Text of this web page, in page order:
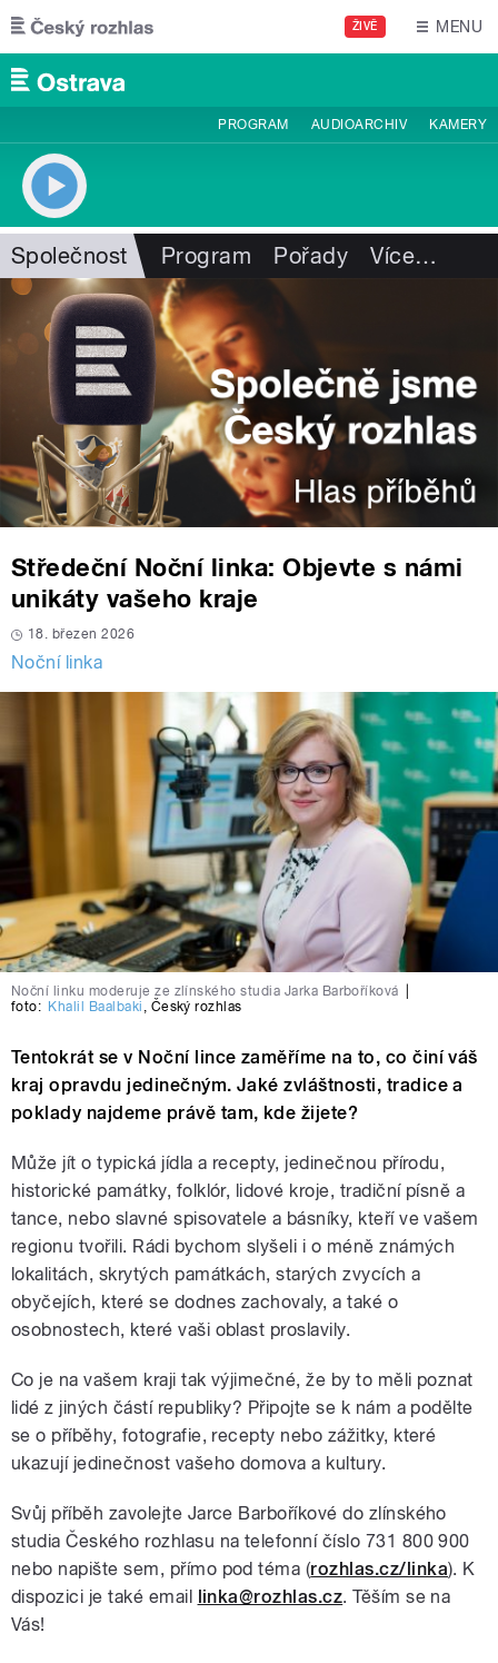
Přejít k hlavnímu obsahu
ŽIVĚ MENU
PROGRAM AUDIOARCHIV KAMERY
Společnost Program Pořady Více…
Středeční Noční linka: Objevte s námi
unikáty vašeho kraje
18. březen 2026
Noční linka
Noční linku moderuje ze zlínského studia Jarka Barboříková
foto: Khalil Baalbaki , Český rozhlas
Tentokrát se v Noční lince zaměříme na to, co činí váš
kraj opravdu jedinečným. Jaké zvláštnosti, tradice a
poklady najdeme právě tam, kde žijete?
Může jít o typická jídla a recepty, jedinečnou přírodu,
historické památky, folklór, lidové kroje, tradiční písně a
tance, nebo slavné spisovatele a básníky, kteří ve vašem
regionu tvořili. Rádi bychom slyšeli i o méně známých
lokalitách, skrytých památkách, starých zvycích a
obyčejích, které se dodnes zachovaly, a také o
osobnostech, které vaši oblast proslavily.
Co je na vašem kraji tak výjimečné, že by to měli poznat
lidé z jiných částí republiky? Připojte se k nám a podělte
se o příběhy, fotografie, recepty nebo zážitky, které
ukazují jedinečnost vašeho domova a kultury.
Svůj příběh zavolejte Jarce Barboříkové do zlínského
studia Českého rozhlasu na telefonní číslo 731 800 900
nebo napište sem, přímo pod téma (rozhlas.cz/linka). K
dispozici je také email linka@rozhlas.cz. Těším se na
Vás!